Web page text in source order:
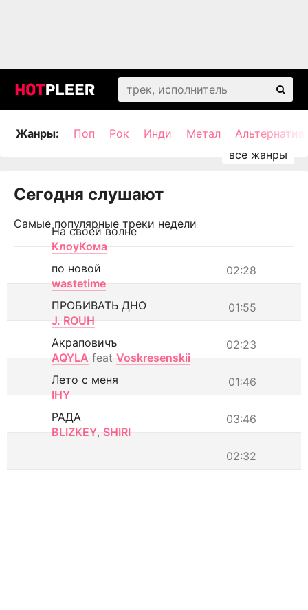
Жанры: Поп Рок Инди Метал
Сегодня слушают
Самые популярные треки недели
На своей волне
КлоуКома
02:28
по новой
wastetime
01:55
ПРОБИВАТЬ ДНО
J. ROUH
02:23
Акраповичъ
AQYLA feat Voskresenskii
01:46
Лето с меня
IHY
03:46
РАДА
BLIZKEY, SHIRI
02:32